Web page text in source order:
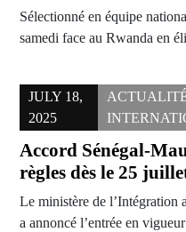
Sélectionné en équipe
samedi face au Rwanda en
JULY 18,
2025
Accord Sénégal-
règles dès le 25
Le ministère de l’Intégration
a annoncé l’entrée en